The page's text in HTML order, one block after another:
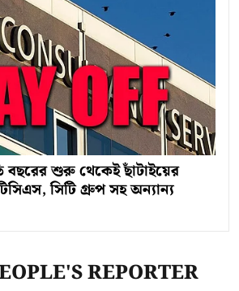
শুরু থেকেই ছাঁটাইয়ের
সিটি গ্রুপ সহ অন্যান্য
REPORTER